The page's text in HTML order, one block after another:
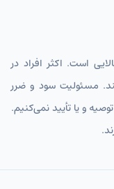
است. اکثر افراد در
مسئولیت سود و ضرر
و یا تأیید نمی‌کنیم.